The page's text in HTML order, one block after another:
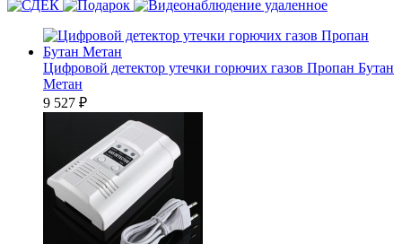
Цифровой детектор утечки горючих газов Пропан Бутан
Метан
9 527 ₽